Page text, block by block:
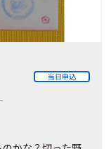
当日申込